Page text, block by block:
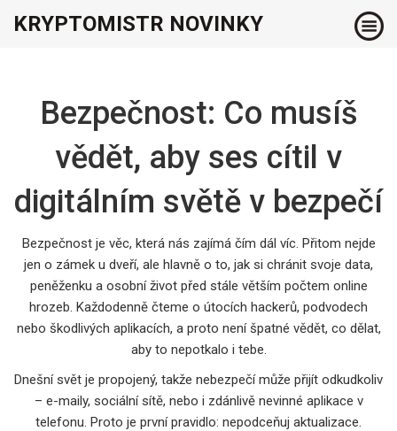
KRYPTOMISTR NOVINKY
Bezpečnost: Co musíš
vědět, aby ses cítil v
digitálním světě v bezpečí
Bezpečnost je věc, která nás zajímá čím dál víc. Přitom nejde
jen o zámek u dveří, ale hlavně o to, jak si chránit svoje data,
peněženku a osobní život před stále větším počtem online
hrozeb. Každodenně čteme o útocích hackerů, podvodech
nebo škodlivých aplikacích, a proto není špatné vědět, co dělat,
aby to nepotkalo i tebe.
Dnešní svět je propojený, takže nebezpečí může přijít odkudkoliv
– e-maily, sociální sítě, nebo i zdánlivě nevinné aplikace v
telefonu. Proto je první pravidlo: nepodceňuj aktualizace.